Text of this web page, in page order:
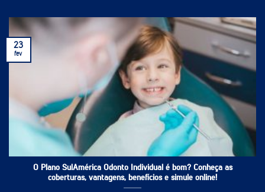
O Plano SulAmérica Odonto Individual é bom? Conheça as
coberturas, vantagens, benefícios e simule online!
23
fev